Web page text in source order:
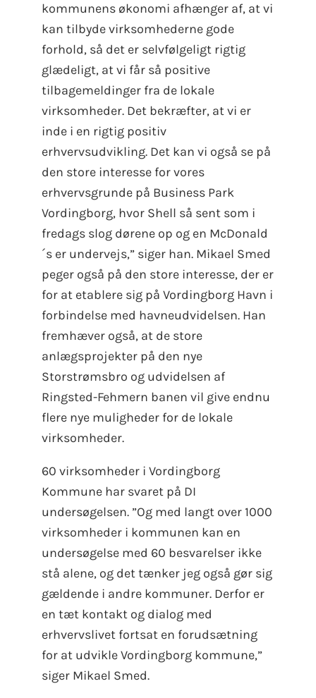
kommunens økonomi afhænger af, at vi
kan tilbyde virksomhederne gode
forhold, så det er selvfølgeligt rigtig
glædeligt, at vi får så positive
tilbagemeldinger fra de lokale
virksomheder. Det bekræfter, at vi er
inde i en rigtig positiv
erhvervsudvikling. Det kan vi også se på
den store interesse for vores
erhvervsgrunde på Business Park
Vordingborg, hvor Shell så sent som i
fredags slog dørene op og en McDonald
´s er undervejs,” siger han. Mikael Smed
peger også på den store interesse, der er
for at etablere sig på Vordingborg Havn i
forbindelse med havneudvidelsen. Han
fremhæver også, at de store
anlægsprojekter på den nye
Storstrømsbro og udvidelsen af
Ringsted-Fehmern banen vil give endnu
flere nye muligheder for de lokale
virksomheder.
60 virksomheder i Vordingborg
Kommune har svaret på DI
undersøgelsen. ”Og med langt over 1000
virksomheder i kommunen kan en
undersøgelse med 60 besvarelser ikke
stå alene, og det tænker jeg også gør sig
gældende i andre kommuner. Derfor er
en tæt kontakt og dialog med
erhvervslivet fortsat en forudsætning
for at udvikle Vordingborg kommune,”
siger Mikael Smed.